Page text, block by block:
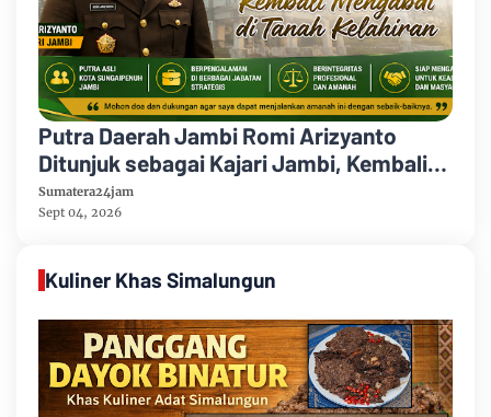
Putra Daerah Jambi Romi Arizyanto
Ditunjuk sebagai Kajari Jambi, Kembali
Mengabdi di Tanah Kelahiran
Sumatera24jam
Sept 04, 2026
Kuliner Khas Simalungun